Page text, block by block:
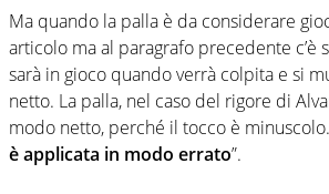
Ma quando la palla è da considerare
articolo ma al paragrafo precedente c’è
sarà in gioco quando verrà colpita e si
netto. La palla, nel caso del rigore di
modo netto, perché il tocco è
è applicata in modo errato”.